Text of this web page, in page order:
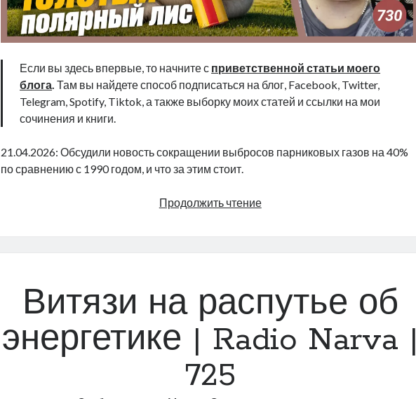
Если вы здесь впервые, то начните с приветственной статьи моего
блога. Там вы найдете способ подписаться на блог, Facebook, Twitter,
Telegram, Spotify, Tiktok, а также выборку моих статей и ссылки на мои
сочинения и книги.
21.04.2026: Обсудили новость сокращении выбросов парниковых газов на 40%
по сравнению с 1990 годом, и что за этим стоит.
Продолжить чтениеТолстый
730
Витязи на распутье об
энергетике | Radio Narva |
725